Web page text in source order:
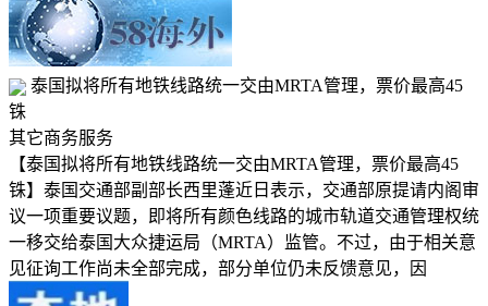
泰国拟将所有地铁线路统一交由MRTA管理，票价最高45
铢
其它商务服务
【泰国拟将所有地铁线路统一交由MRTA管理，票价最高45
铢】泰国交通部副部长西里蓬近日表示，交通部原提请内阁审
议一项重要议题，即将所有颜色线路的城市轨道交通管理权统
一移交给泰国大众捷运局（MRTA）监管。不过，由于相关意
见征询工作尚未全部完成，部分单位仍未反馈意见，因